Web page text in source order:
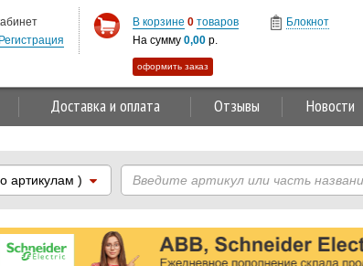
Доставка и оплата Отзывы Новости
артикулам )
Регистрация
В корзине 0 товаров
На сумму 0,00 р.
оформить заказ
Блокнот